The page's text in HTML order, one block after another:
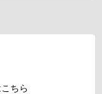
ちら